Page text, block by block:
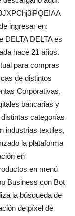
ingresar en:
DELTA DELTA es
hace 21 años.
para compras
de distintos
Corporativas,
bancarias y
categorías
industrias textiles,
la plataforma
en
en menú
Business con Bot
la búsqueda de
de píxel de